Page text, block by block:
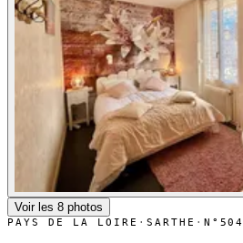
Voir les 8 photos
PAYS DE LA LOIRE · SARTHE · N°504